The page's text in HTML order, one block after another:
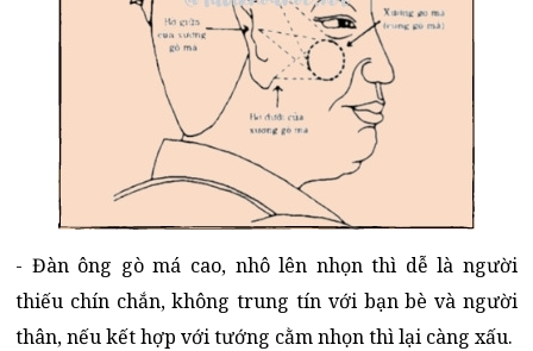
- Đàn ông gò má cao, nhô lên nhọn thì dễ là người
thiếu chín chắn, không trung tín với bạn bè và người
thân, nếu kết hợp với tướng cằm nhọn thì lại càng xấu.